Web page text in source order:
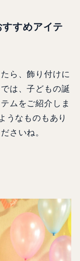
すめアイテ
ら、飾り付けに
は、子どもの誕
ムをご紹介しま
うなものもあり
さいね。